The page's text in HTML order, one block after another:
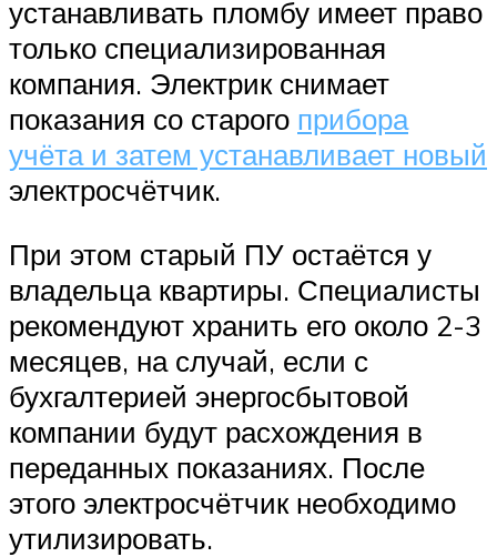
устанавливать пломбу имеет право
только специализированная
компания. Электрик снимает
показания со старого прибора
учёта и затем устанавливает новый
электросчётчик.
При этом старый ПУ остаётся у
владельца квартиры. Специалисты
рекомендуют хранить его около 2-3
месяцев, на случай, если с
бухгалтерией энергосбытовой
компании будут расхождения в
переданных показаниях. После
этого электросчётчик необходимо
утилизировать.